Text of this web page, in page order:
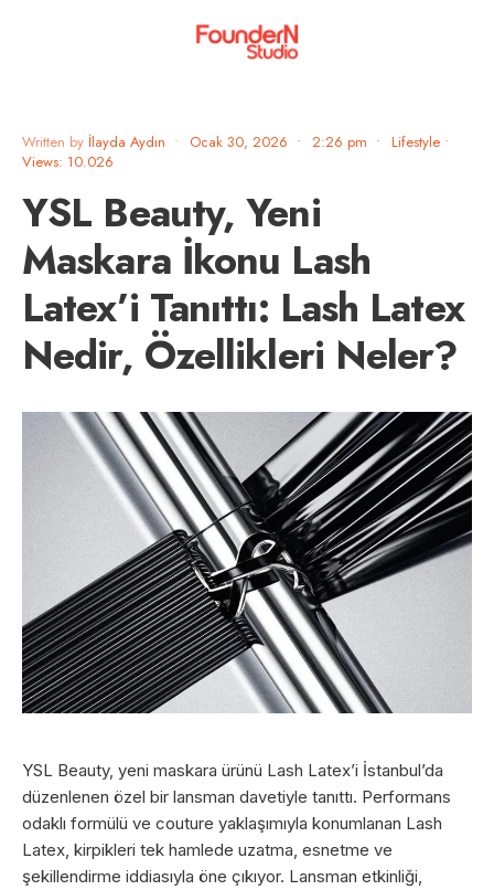
Written by İlayda Aydın • Ocak 30, 2026 • 2:26 pm • Lifestyle •
Views: 10.026
YSL Beauty, Yeni
Maskara İkonu Lash
Latex’i Tanıttı: Lash Latex
Nedir, Özellikleri Neler?
YSL Beauty, yeni maskara ürünü Lash Latex’i İstanbul’da
düzenlenen özel bir lansman davetiyle tanıttı. Performans
odaklı formülü ve couture yaklaşımıyla konumlanan Lash
Latex, kirpikleri tek hamlede uzatma, esnetme ve
şekillendirme iddiasıyla öne çıkıyor. Lansman etkinliği,